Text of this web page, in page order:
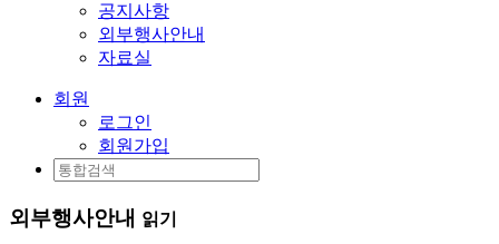
공지사항
외부행사안내
자료실
회원
로그인
회원가입
외부행사안내 읽기